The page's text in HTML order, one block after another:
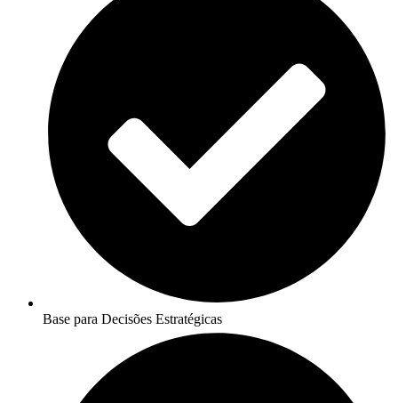
Base para Decisões Estratégicas